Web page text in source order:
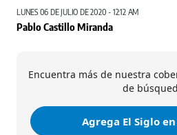
LUNES 06 DE JULIO DE 2020 - 12:12 AM
Pablo Castillo Miranda
Encuentra más de nuestra
de
Agrega El Siglo